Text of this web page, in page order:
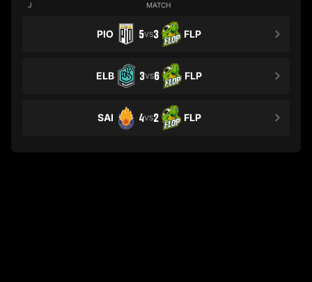
J MATCH
PIO 5VS3 FLP
ELB 3VS6 FLP
SAI 4VS2 FLP